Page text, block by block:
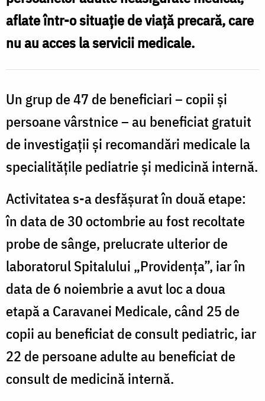
Mihălășeni
aflate într-o situație de viață precară, care
nu au acces la servicii medicale.
Un grup de 47 de beneficiari – copii și
persoane vârstnice – au beneficiat gratuit
de investigații și recomandări medicale la
specialitățile pediatrie și medicină internă.
Activitatea s-a desfășurat în două etape:
în data de 30 octombrie au fost recoltate
probe de sânge, prelucrate ulterior de
laboratorul Spitalului „Providența”, iar în
data de 6 noiembrie a avut loc a doua
etapă a Caravanei Medicale, când 25 de
copii au beneficiat de consult pediatric, iar
22 de persoane adulte au beneficiat de
consult de medicină internă.